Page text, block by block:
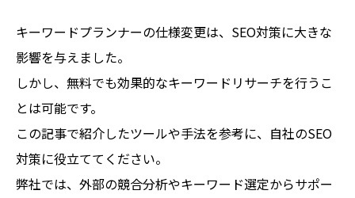
キーワードプランナーの仕様変更は、SEO対策に大きな
影響を与えました。
しかし、無料でも効果的なキーワードリサーチを行うこ
とは可能です。
この記事で紹介したツールや手法を参考に、自社のSEO
対策に役立ててください。
弊社では、外部の競合分析やキーワード選定からサポー